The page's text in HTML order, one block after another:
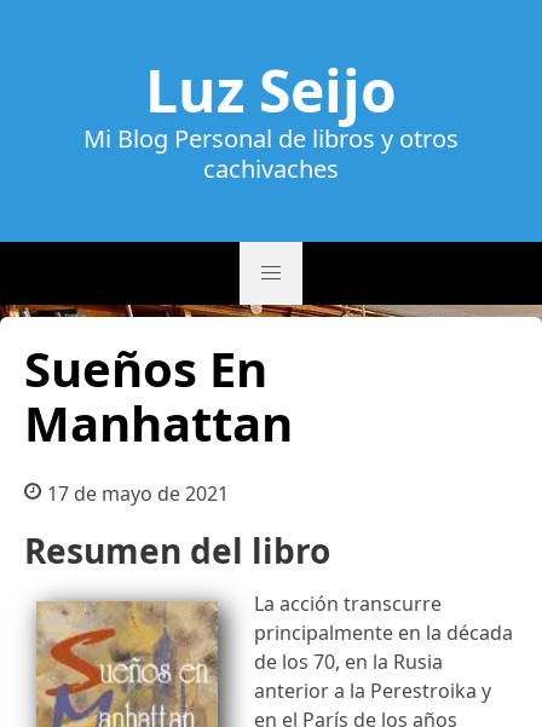
Luz Seijo
Mi Blog Personal de libros y otros
cachivaches
Sueños En
Manhattan
17 de mayo de 2021
Resumen del libro
La acción transcurre
principalmente en la década
de los 70, en la Rusia
anterior a la Perestroika y
en el París de los años